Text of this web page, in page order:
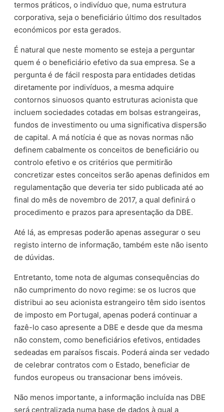
termos práticos, o indivíduo que, numa estrutura
corporativa, seja o beneficiário último dos resultados
económicos por esta gerados.
É natural que neste momento se esteja a perguntar
quem é o beneficiário efetivo da sua empresa. Se a
pergunta é de fácil resposta para entidades detidas
diretamente por indivíduos, a mesma adquire
contornos sinuosos quanto estruturas acionista que
incluem sociedades cotadas em bolsas estrangeiras,
fundos de investimento ou uma significativa dispersão
de capital. A má notícia é que as novas normas não
definem cabalmente os conceitos de beneficiário ou
controlo efetivo e os critérios que permitirão
concretizar estes conceitos serão apenas definidos em
regulamentação que deveria ter sido publicada até ao
final do mês de novembro de 2017, a qual definirá o
procedimento e prazos para apresentação da DBE.
Até lá, as empresas poderão apenas assegurar o seu
registo interno de informação, também este não isento
de dúvidas.
Entretanto, tome nota de algumas consequências do
não cumprimento do novo regime: se os lucros que
distribui ao seu acionista estrangeiro têm sido isentos
de imposto em Portugal, apenas poderá continuar a
fazê-lo caso apresente a DBE e desde que da mesma
não constem, como beneficiários efetivos, entidades
sedeadas em paraísos fiscais. Poderá ainda ser vedado
de celebrar contratos com o Estado, beneficiar de
fundos europeus ou transacionar bens imóveis.
Não menos importante, a informação incluída nas DBE
será centralizada numa base de dados à qual a